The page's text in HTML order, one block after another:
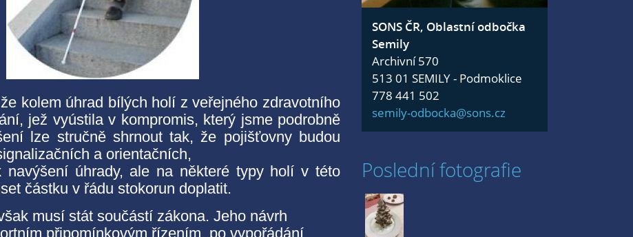
kolem úhrad bílých holí z veřejného zdravotního
jež vyústila v kompromis, který jsme podrobně
lze stručně shrnout tak, že pojišťovny budou
a orientačních,
úhrady, ale na některé typy holí v této
částku v řádu stokorun doplatit.
musí stát součástí zákona. Jeho návrh
připomínkovým řízením, po vypořádání
SONS ČR, Oblastní odbočka
Semily
Archivní 570
513 01 SEMILY - Podmoklice
778 441 502
semily-odbocka@sons.cz
Poslední fotografie